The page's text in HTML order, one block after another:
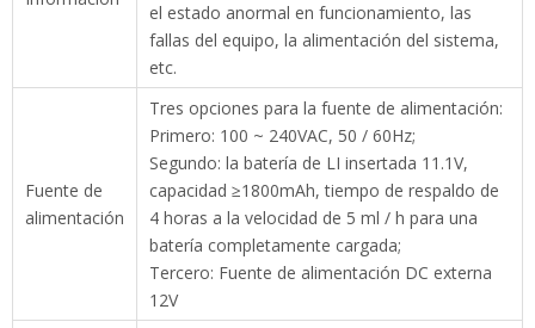
el estado anormal en funcionamiento, las
fallas del equipo, la alimentación del sistema,
etc.
Fuente de
alimentación
Tres opciones para la fuente de alimentación:
Primero: 100 ~ 240VAC, 50 / 60Hz;
Segundo: la batería de LI insertada 11.1V,
capacidad ≥1800mAh, tiempo de respaldo de
4 horas a la velocidad de 5 ml / h para una
batería completamente cargada;
Tercero: Fuente de alimentación DC externa
12V